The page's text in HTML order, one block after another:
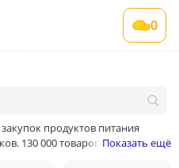
0
продуктов питания
130 000 товаров от 400Показать ещё